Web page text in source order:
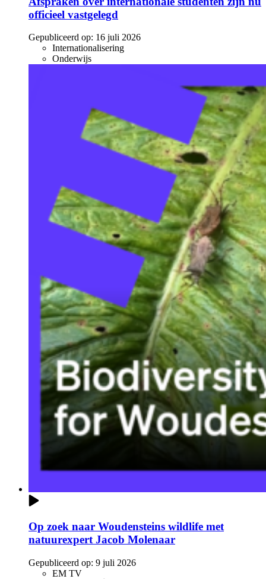
officieel vastgelegd
Gepubliceerd op: 16 juli 2026
Internationalisering
Onderwijs
Op zoek naar Woudensteins wildlife met
natuurexpert Jacob Molenaar
Gepubliceerd op: 9 juli 2026
EM TV